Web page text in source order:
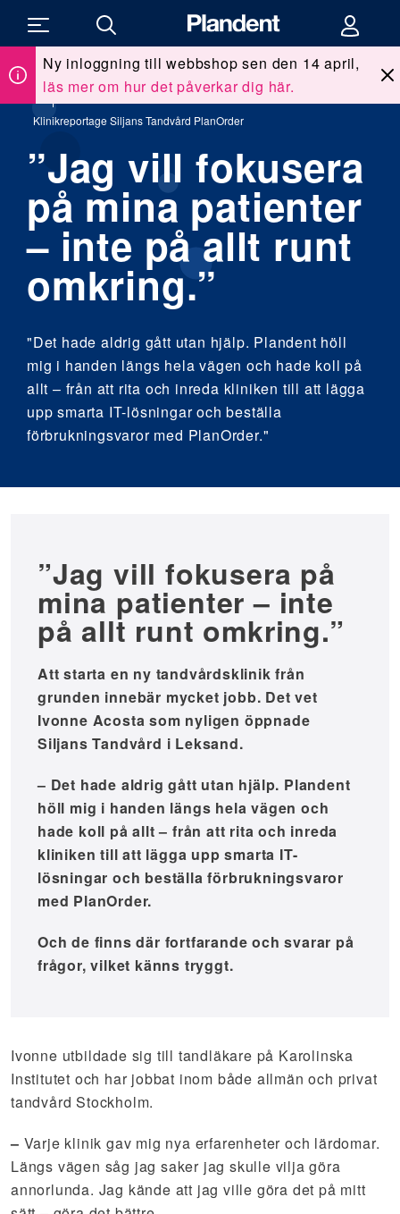
Ny inloggning till webbshop sen den 14 april,
läs mer om hur det påverkar dig här.
är
här:
Kunskap & utbildning / Klinikreportage /
Klinikreportage Siljans Tandvård PlanOrder
”Jag vill fokusera
på mina patienter
– inte på allt runt
omkring.”
"Det hade aldrig gått utan hjälp. Plandent höll
mig i handen längs hela vägen och hade koll på
allt – från att rita och inreda kliniken till att lägga
upp smarta IT-lösningar och beställa
förbrukningsvaror med PlanOrder."
”Jag vill fokusera på
mina patienter – inte
på allt runt omkring.”
Att starta en ny tandvårdsklinik från
grunden innebär mycket jobb. Det vet
Ivonne Acosta som nyligen öppnade
Siljans Tandvård i Leksand.
– Det hade aldrig gått utan hjälp. Plandent
höll mig i handen längs hela vägen och
hade koll på allt – från att rita och inreda
kliniken till att lägga upp smarta IT-
lösningar och beställa förbrukningsvaror
med PlanOrder.
Och de finns där fortfarande och svarar på
frågor, vilket känns tryggt.
Ivonne utbildade sig till tandläkare på Karolinska
Institutet och har jobbat inom både allmän och privat
tandvård Stockholm.
– Varje klinik gav mig nya erfarenheter och lärdomar.
Längs vägen såg jag saker jag skulle vilja göra
annorlunda. Jag kände att jag ville göra det på mitt